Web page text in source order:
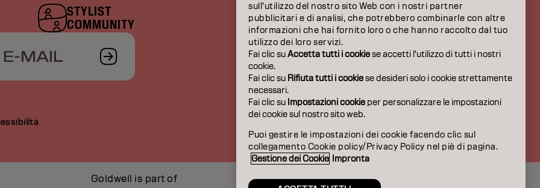
STYLIST
COMMUNITY
E-MAIL
Goldwell is part of
sull'utilizzo del nostro sito Web con i nostri partner
pubblicitari e di analisi, che potrebbero combinarle con altre
informazioni che hai fornito loro o che hanno raccolto dal tuo
utilizzo dei loro servizi.
Fai clic suAccetta tutti i cookiese accetti l'utilizzo di tutti i nostri
cookie.
Fai clic su Rifiuta tutti i cookiese desideri solo i cookie strettamente
necessari.
Fai clic su Impostazioni cookie per personalizzare le impostazioni
dei cookie sul nostro sito web.
Puoi gestire le impostazioni dei cookie facendo clic sul
collegamento Cookie policy/Privacy Policy nel piè di pagina.
Gestione dei Cookie Impronta